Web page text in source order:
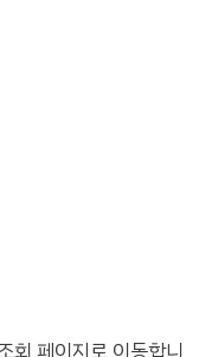
회 페이지로 이동합니